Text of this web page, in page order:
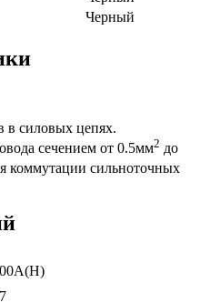
Черный
в силовых цепях.
сечением от 0.5мм2 до
коммутации сильноточных
00A(H)
7